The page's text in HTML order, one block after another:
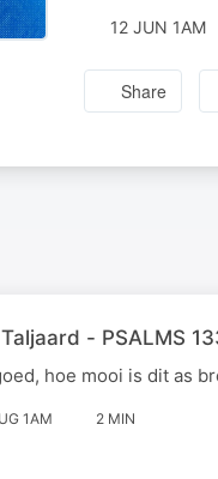
12 JUN 1AM
Share
- PSALMS
hoe mooi is dit as
1AM 2 MIN